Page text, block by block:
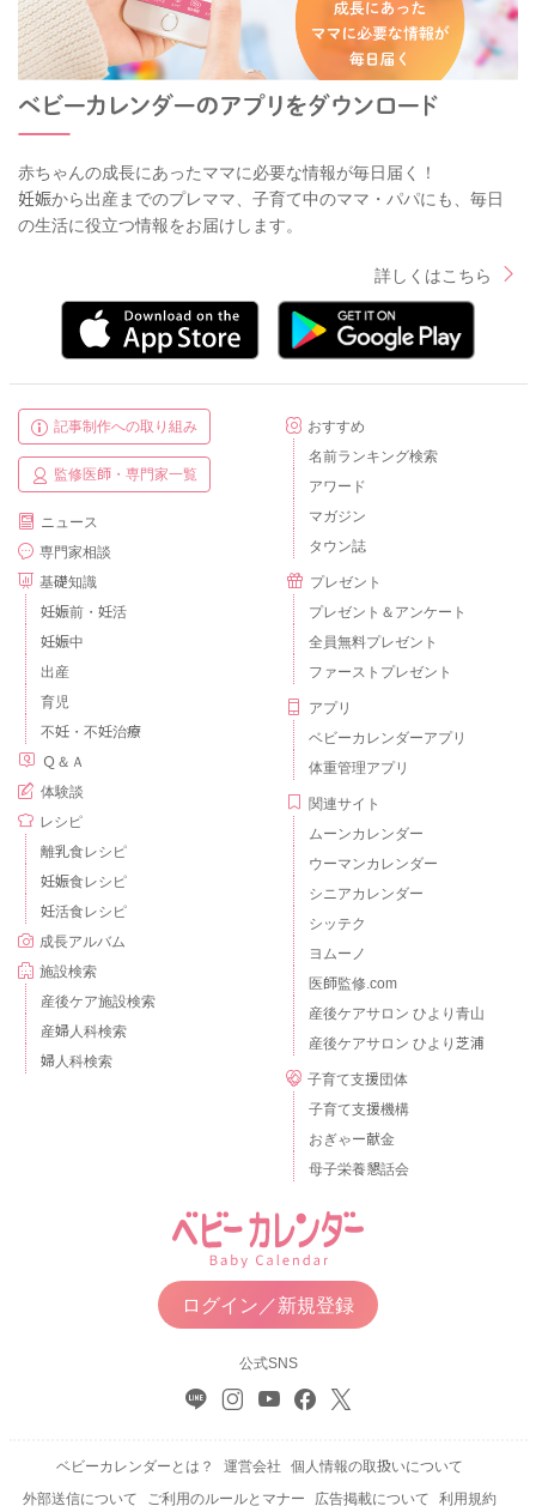
赤ちゃんの成長にあったママに必要な情報が毎日届く！
妊娠から出産までのプレママ、子育て中のママ・パパにも、毎日
の生活に役立つ情報をお届けします。
詳しくはこちら
記事制作への取り組み
監修医師・専門家一覧
ニュース
専門家相談
基礎知識
妊娠前・妊活
妊娠中
出産
育児
不妊・不妊治療
Ｑ＆Ａ
体験談
レシピ
離乳食レシピ
妊娠食レシピ
妊活食レシピ
成長アルバム
施設検索
産後ケア施設検索
産婦人科検索
婦人科検索
おすすめ
名前ランキング検索
アワード
マガジン
タウン誌
プレゼント
プレゼント＆アンケート
全員無料プレゼント
ファーストプレゼント
アプリ
ベビーカレンダーアプリ
体重管理アプリ
関連サイト
ムーンカレンダー
ウーマンカレンダー
シニアカレンダー
シッテク
ヨムーノ
医師監修.com
産後ケアサロン ひより青山
産後ケアサロン ひより芝浦
子育て支援団体
子育て支援機構
おぎゃー献金
母子栄養懇話会
ログイン／新規登録
公式SNS
ベビーカレンダーとは？ 運営会社
個人情報の取扱いについて
外部送信について
ご利用のルールとマナー 広告掲載について 利用規約